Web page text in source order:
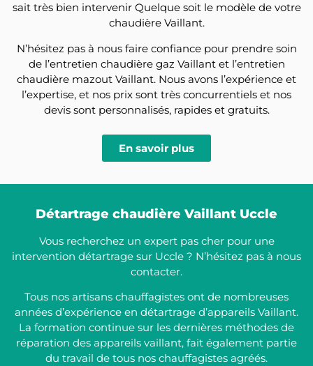
sait très bien intervenir Quelque soit le modèle de votre
chaudière Vaillant.
N’hésitez pas à nous faire confiance pour prendre soin
de l’entretien chaudière gaz Vaillant et l’entretien
chaudière mazout Vaillant. Nous avons l’expérience et
l’expertise, et nos prix sont très concurrentiels et nos
devis sont personnalisés, rapides et gratuits.
En savoir plus
Détartrage chaudière Vaillant Uccle
Vous recherchez un expert pas cher pour une
intervention détartrage sur Uccle ? N’hésitez pas à nous
contacter.
Tous nos artisans chauffagistes ont de nombreuses
années d’expérience en détartrage d’appareils Vaillant.
La formation continue sur les dernières méthodes de
réparation des appareils vaillant, fait également partie
du travail de tous nos chauffagistes agréés.